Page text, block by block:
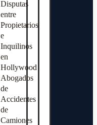
Disputas
entre
Propietarios
e
Inquilinos
en
Hollywood
Abogados
de
Accidentes
de
Camiones